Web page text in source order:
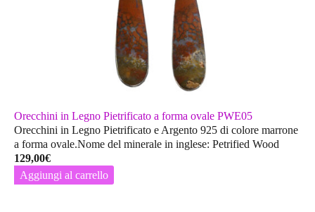
Orecchini in Legno Pietrificato a forma ovale PWE05
Orecchini in Legno Pietrificato e Argento 925 di colore marrone
a forma ovale.Nome del minerale in inglese: Petrified Wood
129,00€
Aggiungi al carrello